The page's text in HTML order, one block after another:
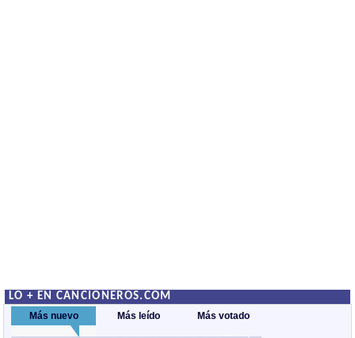
LO + EN CANCIONEROS.COM
Más nuevo Más leído Más votado